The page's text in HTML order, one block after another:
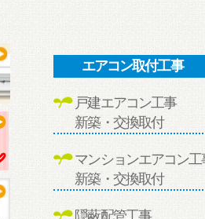
エアコン取付工事
戸建エアコン工事
新築・交換取付
マンションエアコン工
新築・交換取付
隠蔽配管工事